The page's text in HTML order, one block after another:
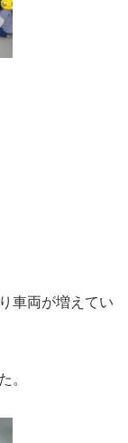
車両が増えてい
。